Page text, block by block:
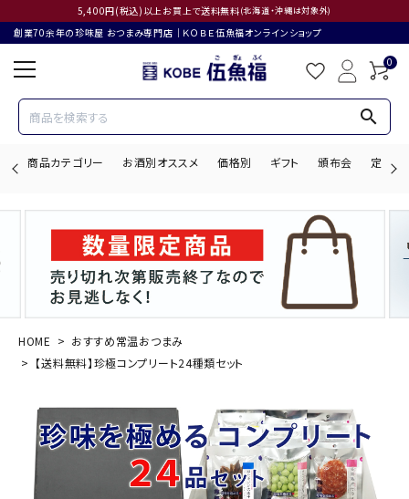
5,400円(税込)以上お買上で送料無料(北海道・沖縄は対象外)
創業70余年の珍味屋 おつまみ専門店│ＫＯＢＥ伍魚福オンラインショップ
0
search
商品カテゴリー お酒別オススメ 価格別 ギフト 頒布会 定期購
search
ACCOUNT MENU
商品カテゴリー
お酒別オススメ
HOME
おすすめ常温おつまみ
【送料無料】珍極コンプリート24種類セット